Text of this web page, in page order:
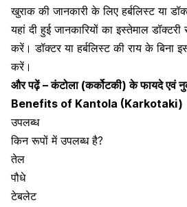
खुराक की जानकारी के लिए हर्बलिस्ट या
यहां दी हुई जानकारियों का इस्तेमाल
करें। डॉक्टर या हर्बलिस्ट की राय के बिना
करें।
और पढ़ें –कंटोला (कर्कोटकी) के फायदे एवं
Benefits of Kantola (Karkotaki)
उपलब्ध
किन रूपों में उपलब्ध है?
तेल
पौधे
टेबलेट